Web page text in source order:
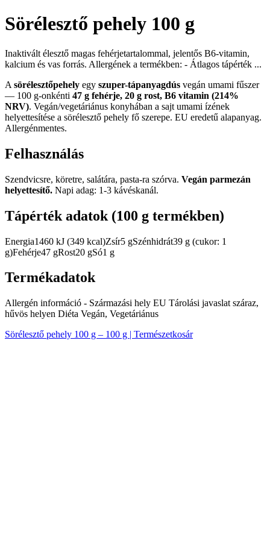
Sörélesztő pehely 100 g
Inaktivált élesztő magas fehérjetartalommal, jelentős B6-vitamin,
kalcium és vas forrás. Allergének a termékben: - Átlagos tápérték ...
A sörélesztőpehely egy szuper-tápanyagdús vegán umami fűszer
— 100 g-onkénti 47 g fehérje, 20 g rost, B6 vitamin (214%
NRV). Vegán/vegetáriánus konyhában a sajt umami ízének
helyettesítése a sörélesztő pehely fő szerepe. EU eredetű alapanyag.
Allergénmentes.
Felhasználás
Szendvicsre, köretre, salátára, pasta-ra szórva. Vegán parmezán
helyettesítő. Napi adag: 1-3 kávéskanál.
Tápérték adatok (100 g termékben)
Energia1460 kJ (349 kcal)Zsír5 gSzénhidrát39 g (cukor: 1
g)Fehérje47 gRost20 gSó1 g
Termékadatok
Allergén információ - Származási hely EU Tárolási javaslat száraz,
hűvös helyen Diéta Vegán, Vegetáriánus
Sörélesztő pehely 100 g – 100 g | Természetkosár